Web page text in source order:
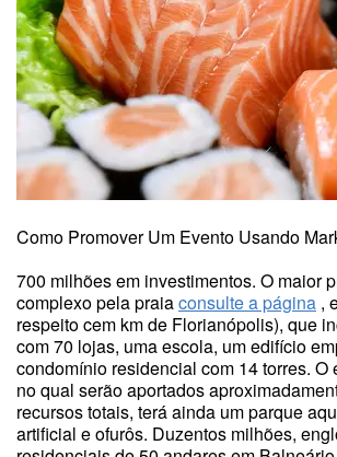
Como Promover Um Evento Usando
700 milhões em investimentos. O maior
complexo pela praiaconsulte a página ,
respeito cem km de Florianópolis), que
com 70 lojas, uma escola, um edifício
condomínio residencial com 14 torres. O
no qual serão aportados
recursos totais, terá ainda um parque
artificial e ofurôs. Duzentos milhões,